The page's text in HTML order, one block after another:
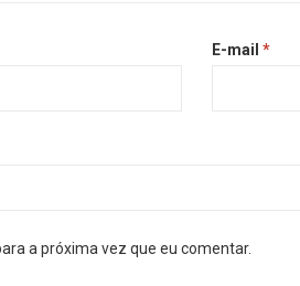
E-mail *
a próxima vez que eu comentar.